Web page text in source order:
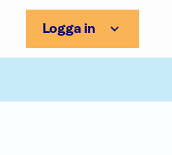
Logga in